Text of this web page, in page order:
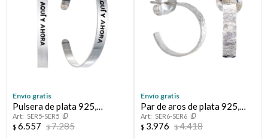
Envío gratis
Pulsera de plata 925,
PRESENTE.
SER5-SER5
$ 6.557 $7.285
Envío gratis
Par de aros de plata 925,
ALMA.SER6-SER6
$ 3.976 $4.418